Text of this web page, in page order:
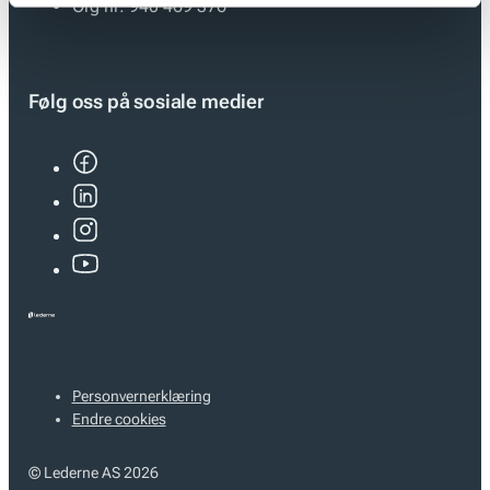
Org nr: 940 469 376
Følg oss på sosiale medier
Personvernerklæring
Endre cookies
© Lederne AS 2026